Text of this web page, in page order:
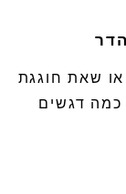
שאת חוגגת
כמה דגשים